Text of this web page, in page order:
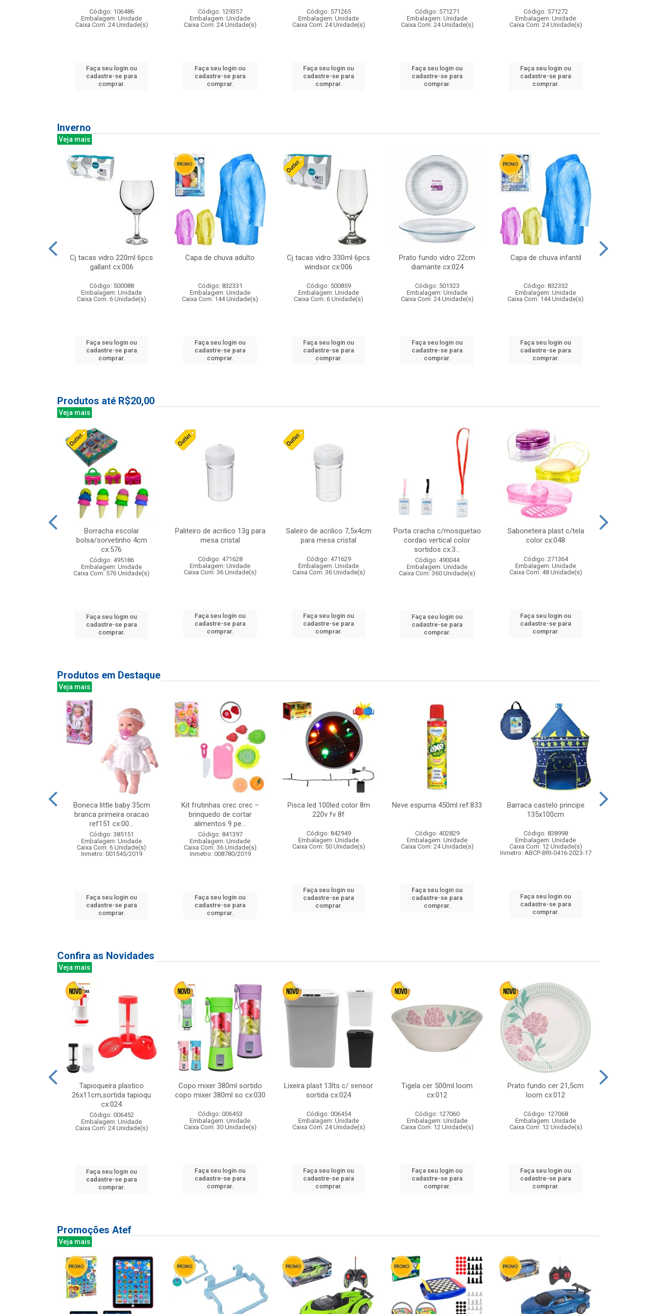
Código: 106486
Embalagem: Unidade
Caixa Com: 24 Unidade(s)
Faça seu login ou
cadastre-se para
comprar.
Código: 129357
Embalagem: Unidade
Caixa Com: 24 Unidade(s)
Faça seu login ou
cadastre-se para
comprar.
Código: 571265
Embalagem: Unidade
Caixa Com: 24 Unidade(s)
Faça seu login ou
cadastre-se para
comprar.
Código: 571271
Embalagem: Unidade
Caixa Com: 24 Unidade(s)
Faça seu login ou
cadastre-se para
comprar.
Código: 571272
Embalagem: Unidade
Caixa Com: 24 Unidade(s)
Faça seu login ou
cadastre-se para
comprar.
Inverno
Veja mais
Cj tacas vidro 220ml 6pcs
gallant cx:006
Código: 500088
Embalagem: Unidade
Caixa Com: 6 Unidade(s)
Faça seu login ou
cadastre-se para
comprar.
Capa de chuva adulto
Código: 832331
Embalagem: Unidade
Caixa Com: 144 Unidade(s)
Faça seu login ou
cadastre-se para
comprar.
Cj tacas vidro 330ml 6pcs
windsor cx:006
Código: 500859
Embalagem: Unidade
Caixa Com: 6 Unidade(s)
Faça seu login ou
cadastre-se para
comprar.
Prato fundo vidro 22cm
diamante cx:024
Código: 501323
Embalagem: Unidade
Caixa Com: 24 Unidade(s)
Faça seu login ou
cadastre-se para
comprar.
Capa de chuva infantil
Código: 832332
Embalagem: Unidade
Caixa Com: 144 Unidade(s)
Faça seu login ou
cadastre-se para
comprar.
Produtos até R$20,00
Veja mais
Borracha escolar
bolsa/sorvetinho 4cm
cx:576
Código: 495186
Embalagem: Unidade
Caixa Com: 576 Unidade(s)
Faça seu login ou
cadastre-se para
comprar.
Paliteiro de acrilico 13g para
mesa cristal
Código: 471628
Embalagem: Unidade
Caixa Com: 36 Unidade(s)
Faça seu login ou
cadastre-se para
comprar.
Saleiro de acrilico 7,5x4cm
para mesa cristal
Código: 471629
Embalagem: Unidade
Caixa Com: 36 Unidade(s)
Faça seu login ou
cadastre-se para
comprar.
Porta cracha c/mosquetao
cordao vertical color
sortidos cx:3...
Código: 490044
Embalagem: Unidade
Caixa Com: 360 Unidade(s)
Faça seu login ou
cadastre-se para
comprar.
Saboneteira plast c/tela
color cx:048
Código: 271364
Embalagem: Unidade
Caixa Com: 48 Unidade(s)
Faça seu login ou
cadastre-se para
comprar.
Produtos em Destaque
Veja mais
Boneca little baby 35cm
branca primeira oracao
ref151 cx:00...
Código: 385151
Embalagem: Unidade
Caixa Com: 6 Unidade(s)
Inmetro: 001545/2019
Faça seu login ou
cadastre-se para
comprar.
Kit frutinhas crec crec –
brinquedo de cortar
alimentos 9 pe...
Código: 841397
Embalagem: Unidade
Caixa Com: 36 Unidade(s)
Inmetro: 008780/2019
Faça seu login ou
cadastre-se para
comprar.
Pisca led 100led color 8m
220v fv 8f
Código: 842949
Embalagem: Unidade
Caixa Com: 50 Unidade(s)
Faça seu login ou
cadastre-se para
comprar.
Neve espuma 450ml ref:833
Código: 402829
Embalagem: Unidade
Caixa Com: 24 Unidade(s)
Faça seu login ou
cadastre-se para
comprar.
Barraca castelo principe
135x100cm
Código: 838998
Embalagem: Unidade
Caixa Com: 12 Unidade(s)
Inmetro: ABCP-BRI-0416-2023-17
Faça seu login ou
cadastre-se para
comprar.
Confira as Novidades
Veja mais
Tapioqueira plastico
26x11cm,sortida tapioqu
cx:024
Código: 006452
Embalagem: Unidade
Caixa Com: 24 Unidade(s)
Faça seu login ou
cadastre-se para
comprar.
Copo mixer 380ml sortido
copo mixer 380ml so cx:030
Código: 006453
Embalagem: Unidade
Caixa Com: 30 Unidade(s)
Faça seu login ou
cadastre-se para
comprar.
Lixeira plast 13lts c/ sensor
sortida cx:024
Código: 006454
Embalagem: Unidade
Caixa Com: 24 Unidade(s)
Faça seu login ou
cadastre-se para
comprar.
Tigela cer 500ml loom
cx:012
Código: 127060
Embalagem: Unidade
Caixa Com: 12 Unidade(s)
Faça seu login ou
cadastre-se para
comprar.
Prato fundo cer 21,5cm
loom cx:012
Código: 127068
Embalagem: Unidade
Caixa Com: 12 Unidade(s)
Faça seu login ou
cadastre-se para
comprar.
Promoções Atef
Veja mais